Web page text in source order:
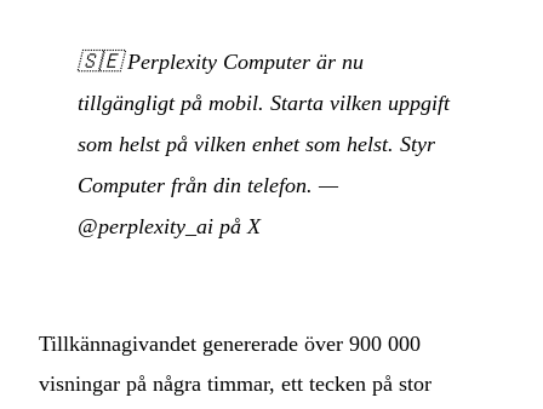
🇸🇪Perplexity Computer är nu
tillgängligt på mobil. Starta vilken uppgift
som helst på vilken enhet som helst. Styr
Computer från din telefon. —
@perplexity_ai på X
Tillkännagivandet genererade över 900 000
visningar på några timmar, ett tecken på stor